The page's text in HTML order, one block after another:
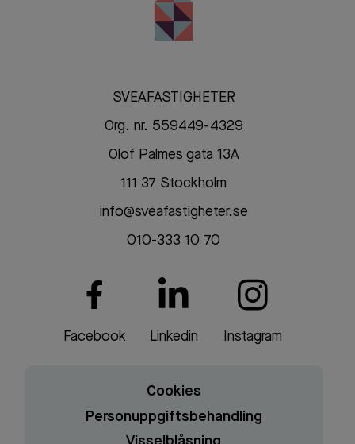
SVEAFASTIGHETER
Org. nr. 559449-4329
Olof Palmes gata 13A
111 37 Stockholm
info@sveafastigheter.se
010-333 10 70
Facebook Linkedin Instagram
Cookies
Personuppgiftsbehandling